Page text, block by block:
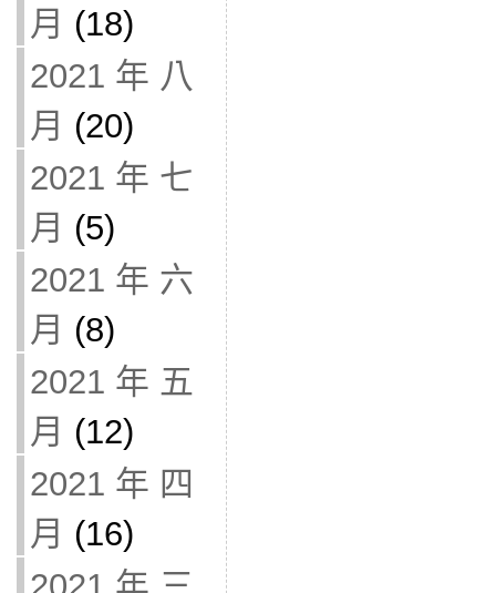
月 (18)
2021 年 八
月 (20)
2021 年 七
月 (5)
2021 年 六
月 (8)
2021 年 五
月 (12)
2021 年 四
月 (16)